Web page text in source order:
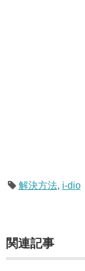
解決方法, i-dio
関連記事